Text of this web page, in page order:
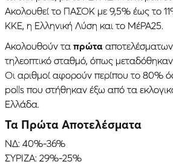
Ακολουθεί το ΠΑΣΟΚ με 9,5% έως το
ΚΚΕ, η Ελληνική Λύση και το ΜέΡΑ25.
Ακολουθούν τα πρώτα
τηλεοπτικό σταθμό, όπως
Οι αριθμοί αφορούν περίπου το 80%
polls που στήθηκαν έξω από τα
Ελλάδα.
Τα Πρώτα Αποτελέσματα
NΔ: 40%-36%
ΣΥΡΙΖΑ: 29%-25%